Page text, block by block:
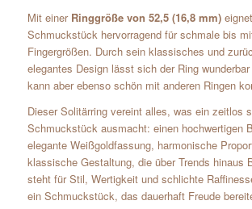
Mit einer Ringgröße von 52,5 (16,8 mm)
Schmuckstück hervorragend für schmale bis
Fingergrößen. Durch sein klassisches und
elegantes Design lässt sich der Ring
kann aber ebenso schön mit anderen Ringen
Dieser Solitärring vereint alles, was ein zeitlos
Schmuckstück ausmacht: einen hochwertigen
elegante Weißgoldfassung, harmonische
klassische Gestaltung, die über Trends hinaus
steht für Stil, Wertigkeit und schlichte
ein Schmuckstück, das dauerhaft Freude